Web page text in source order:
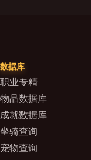
数据库
职业专精
物品数据库
成就数据库
坐骑查询
宠物查询